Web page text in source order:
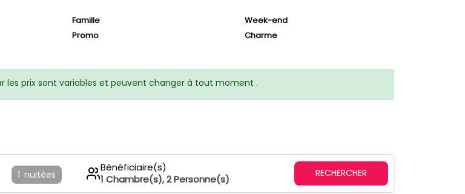
Famille
Week-end
Promo
Charme
prix sont variables et peuvent changer à tout moment .
1 nuitées
Bénéficiaire(s)
1 Chambre(s),2Personne(s) RECHERCHER